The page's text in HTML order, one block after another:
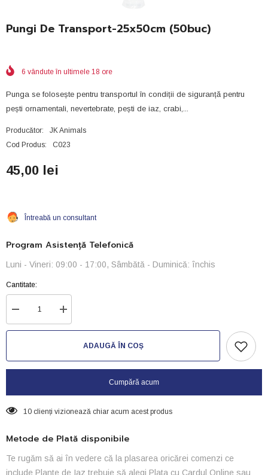
Pungi De Transport-25x50cm (50buc)
6 vândute în ultimele 18 ore
Punga se folosește pentru transportul în condiții de siguranță pentru
pești ornamentali, nevertebrate, pești de iaz, crabi,...
Producător:
JK Animals
Cod Produs:
C023
45,00 lei
Întreabă un consultant
Program Asistență Telefonică
Luni - Vineri: 09:00 - 17:00, Sâmbătă - Duminică: închis
Cantitate:
Reduceți
cantitatea
pentru
Creșteți
cantitatea
pentru
ADAUGĂ ÎN COȘ
Cumpără acum
10 clienți vizionează chiar acum acest produs
Metode de Plată disponibile
Te rugăm să ai în vedere că la plasarea oricărei comenzi ce
include Plante de Iaz trebuie să alegi Plata cu Cardul Online sau